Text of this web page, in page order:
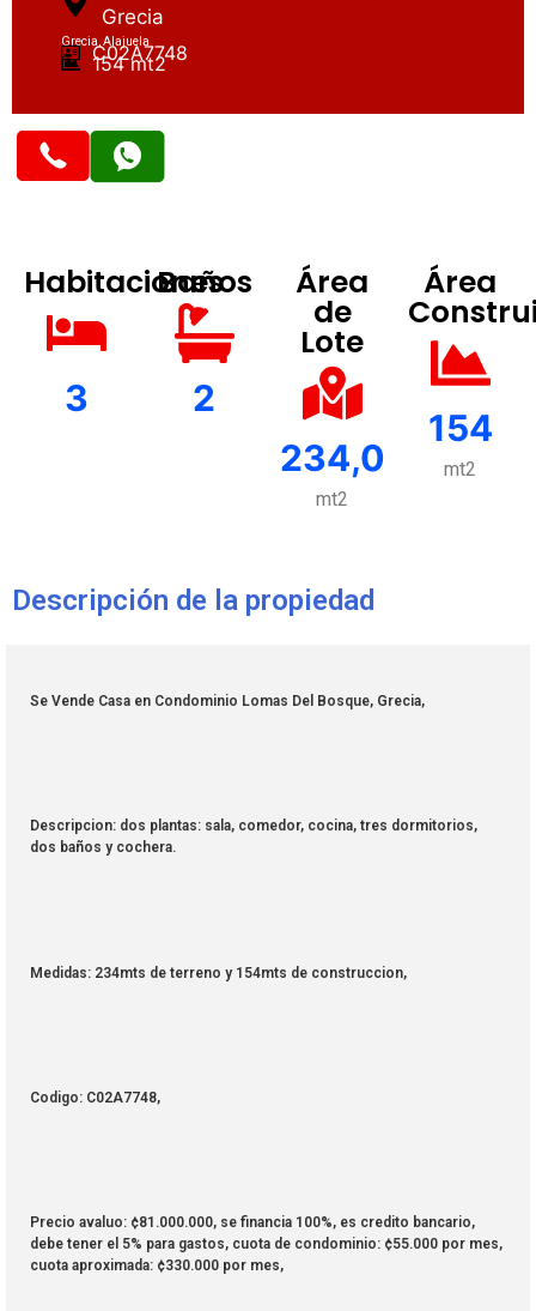
Grecia
Grecia, Alajuela
C02A7748
154 mt2
Habitaciones
3
Baños
2
Área
de
Lote
234,0
mt2
Área
154
mt2
Descripción de la propiedad
Se Vende Casa en Condominio Lomas Del Bosque, Grecia,
Descripcion: dos plantas: sala, comedor, cocina, tres dormitorios,
dos baños y cochera.
Medidas: 234mts de terreno y 154mts de construccion,
Codigo: C02A7748,
Precio avaluo: ¢81.000.000, se financia 100%, es credito bancario,
debe tener el 5% para gastos, cuota de condominio: ¢55.000 por mes,
cuota aproximada: ¢330.000 por mes,